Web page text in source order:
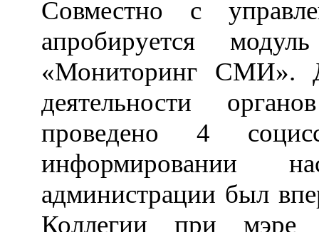
Совместно с
апробируется
«Мониторинг СМИ».
деятельности
проведено 4
информировании
администрации был
Коллегии при мэре